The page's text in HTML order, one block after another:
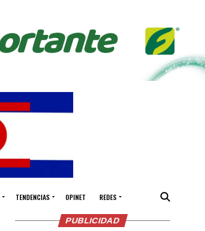
TENDENCIAS OPINET REDES
PUBLICIDAD